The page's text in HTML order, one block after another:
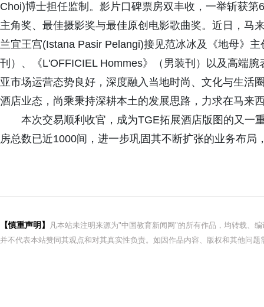
Choi)博士担任监制。影片口碑票房双丰收，一举斩获
主角奖、最佳摄影奖与最佳原创电影歌曲奖。近日，马
兰宜王宫(Istana Pasir Pelangi)接见范冰冰及《地母》
刊）、《L'OFFICIEL Hommes》（男装刊）以及高端
亚市场运营态势良好，深度融入当地时尚、文化与生活
酒店业态，尚乘秉持深耕本土的发展思路，力求在马来
本次交易顺利收官，成为TGE拓展酒店版图的又一
房总数已近1000间，进一步巩固其不断扩张的业务布局
【慎重声明】
凡本站未注明来源为"中国教育新闻网"的所有作品，均转载、
并不代表本站赞同其观点和对其真实性负责。如因作品内容、版权和其他问